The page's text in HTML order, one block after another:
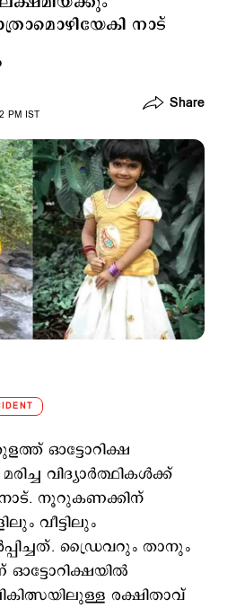
നാട്
PM IST
Share
ഓട്ടോറിക്ഷ
വിദ്യാർത്ഥികൾക്ക്
നാട്. നൂറുകണക്കിന്
വീട്ടിലും
ഡ്രൈവറും താനും
ഓട്ടോറിക്ഷയിൽ
രക്ഷിതാവ്